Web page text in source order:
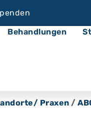
Behandlungen
Praxen /